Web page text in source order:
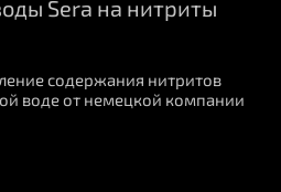
Sera на нитриты
содержания нитритов
воде от немецкой компании